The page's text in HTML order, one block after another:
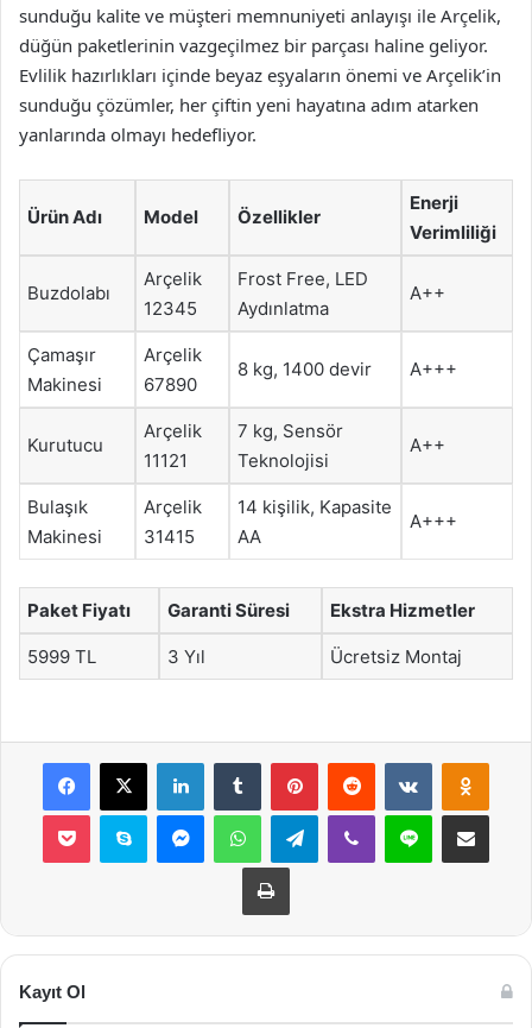
sunduğu kalite ve müşteri memnuniyeti anlayışı ile Arçelik,
düğün paketlerinin vazgeçilmez bir parçası haline geliyor.
Evlilik hazırlıkları içinde beyaz eşyaların önemi ve Arçelik’in
sunduğu çözümler, her çiftin yeni hayatına adım atarken
yanlarında olmayı hedefliyor.
Ürün Adı Model Özellikler
Enerji
Verimliliği
Buzdolabı
Arçelik
12345
Frost Free, LED
Aydınlatma
A++
Çamaşır
Makinesi
Arçelik
67890
8 kg, 1400 devir A+++
Kurutucu
Arçelik
11121
7 kg, Sensör
Teknolojisi
A++
Bulaşık
Makinesi
Arçelik
31415
14 kişilik, Kapasite
AA
A+++
Paket Fiyatı Garanti Süresi Ekstra Hizmetler
5999 TL 3 Yıl Ücretsiz Montaj
Facebook
X LinkedInTumblr PinterestReddit VKontakte
Pocket Skype MessengerWhatsAppTelegramViber Line E-Posta ile
Yazdır
Kayıt Ol